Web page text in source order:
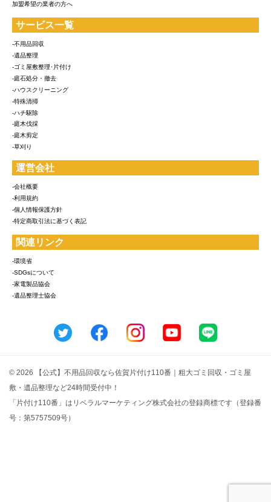
加盟希望の業者の方へ
サービス一覧
-不用品回収
-遺品整理
-ゴミ屋敷整理･片付け
-庭石処分・撤去
-ハウスクリーニング
-特殊清掃
-ハチ駆除
-庭木伐採
-庭木剪定
-草刈り
運営会社
-会社概要
-利用規約
-個人情報保護方針
-特定商取引法に基づく表記
関連リンク
-環境省
-SDGsについて
-家電製品協会
-遺品整理士協会
© 2026 【公式】不用品回収なら佐賀片付け110番｜粗大ゴミ回収・ゴミ屋
敷・遺品整理など24時間受付中！
「片付け110番」はリベラルマーケティング株式会社の登録商標です（登録番
号：第5757509号）